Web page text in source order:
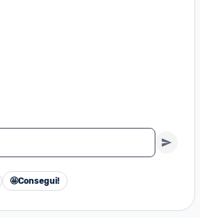
🤩Consegui!